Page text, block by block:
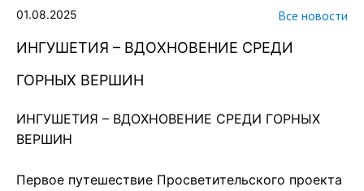
01.08.2025 Все новости
ИНГУШЕТИЯ – ВДОХНОВЕНИЕ СРЕДИ
ГОРНЫХ ВЕРШИН
ИНГУШЕТИЯ – ВДОХНОВЕНИЕ СРЕДИ ГОРНЫХ
ВЕРШИН
Первое путешествие Просветительского проекта